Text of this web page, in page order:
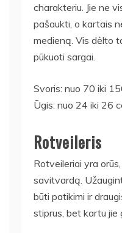
charakteriu. Jie ne
pašaukti, o kartais
medieną. Vis dėlto
pūkuoti sargai.
Svoris: nuo 70 iki
Ūgis: nuo 24 iki 26
Rotveileris
Rotveileriai yra
savitvardą.
būti patikimi ir
stiprus, bet kartu jie